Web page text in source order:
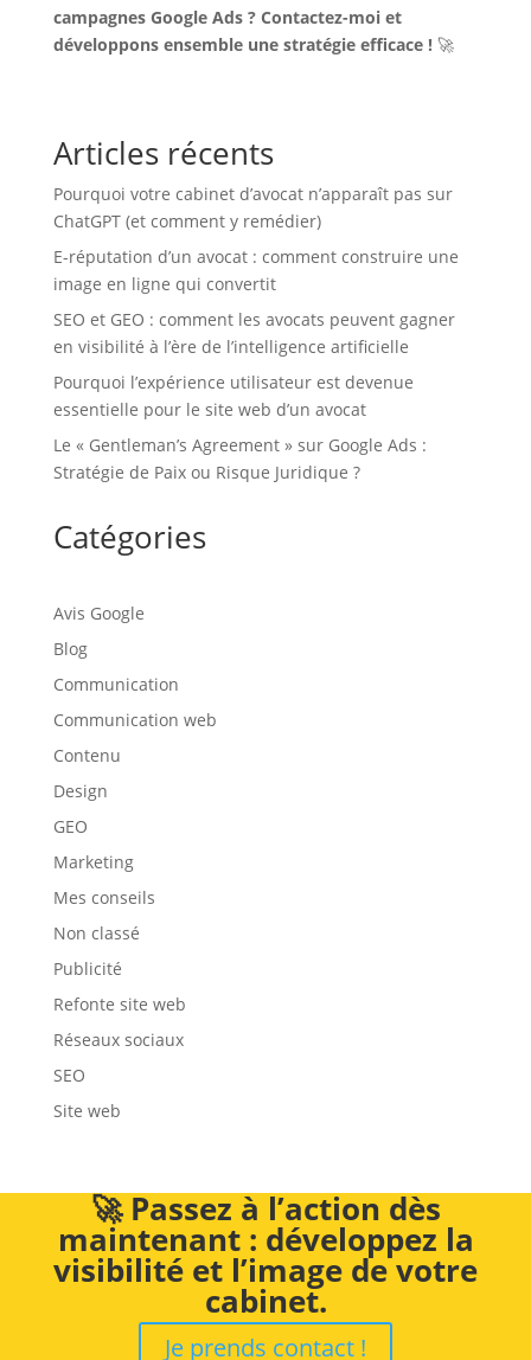
campagnes Google Ads ? Contactez-moi et
développons ensemble une stratégie efficace !🚀
Articles récents
Pourquoi votre cabinet d’avocat n’apparaît pas sur
ChatGPT (et comment y remédier)
E-réputation d’un avocat : comment construire une
image en ligne qui convertit
SEO et GEO : comment les avocats peuvent gagner
en visibilité à l’ère de l’intelligence artificielle
Pourquoi l’expérience utilisateur est devenue
essentielle pour le site web d’un avocat
Le « Gentleman’s Agreement » sur Google Ads :
Stratégie de Paix ou Risque Juridique ?
Catégories
Avis Google
Blog
Communication
Communication web
Contenu
Design
GEO
Marketing
Mes conseils
Non classé
Publicité
Refonte site web
Réseaux sociaux
SEO
Site web
🚀 Passez à l’action dès
maintenant : développez la
visibilité et l’image de votre
cabinet.
Je prends contact !